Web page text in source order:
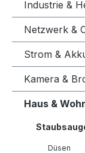
Industrie &
Netzwerk &
Strom &
Kamera &
Haus &
Düsen